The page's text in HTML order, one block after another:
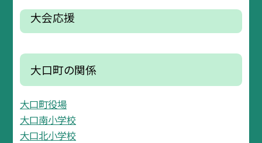
大会応援
大口町の関係
大口町役場
大口南小学校
大口北小学校